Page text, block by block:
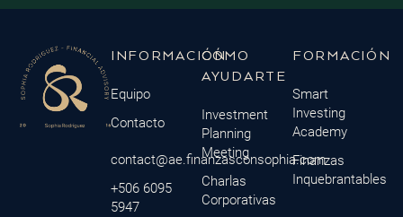
INFORMACIÓN
Equipo
Contacto
contact@ae.finanzasconsophia.com
+506 6095
5947
CÓMO
AYUDARTE
Investment
Planning
Meeting
Charlas
Corporativas
FORMACIÓN
Smart
Investing
Academy
Finanzas
Inquebrantables